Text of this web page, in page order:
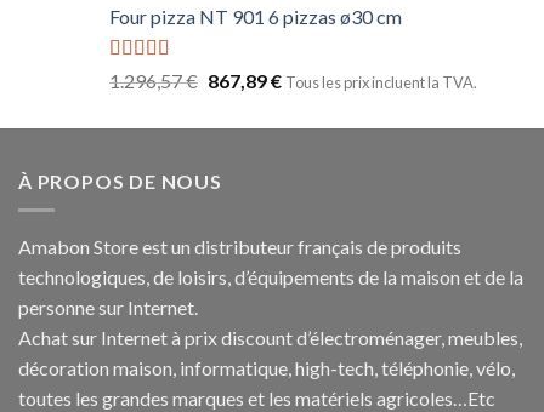
Four pizza NT 901 6 pizzas ø30 cm
Note5.00
1.296,57€ 867,89€ Tous les prix incluent la TVA.
À PROPOS DE NOUS
Amabon Store est un distributeur français de produits
technologiques, de loisirs, d’équipements de la maison et de la
personne sur Internet.
Achat sur Internet à prix discount d’électroménager, meubles,
décoration maison, informatique, high-tech, téléphonie, vélo,
toutes les grandes marques et les matériels agricoles…Etc